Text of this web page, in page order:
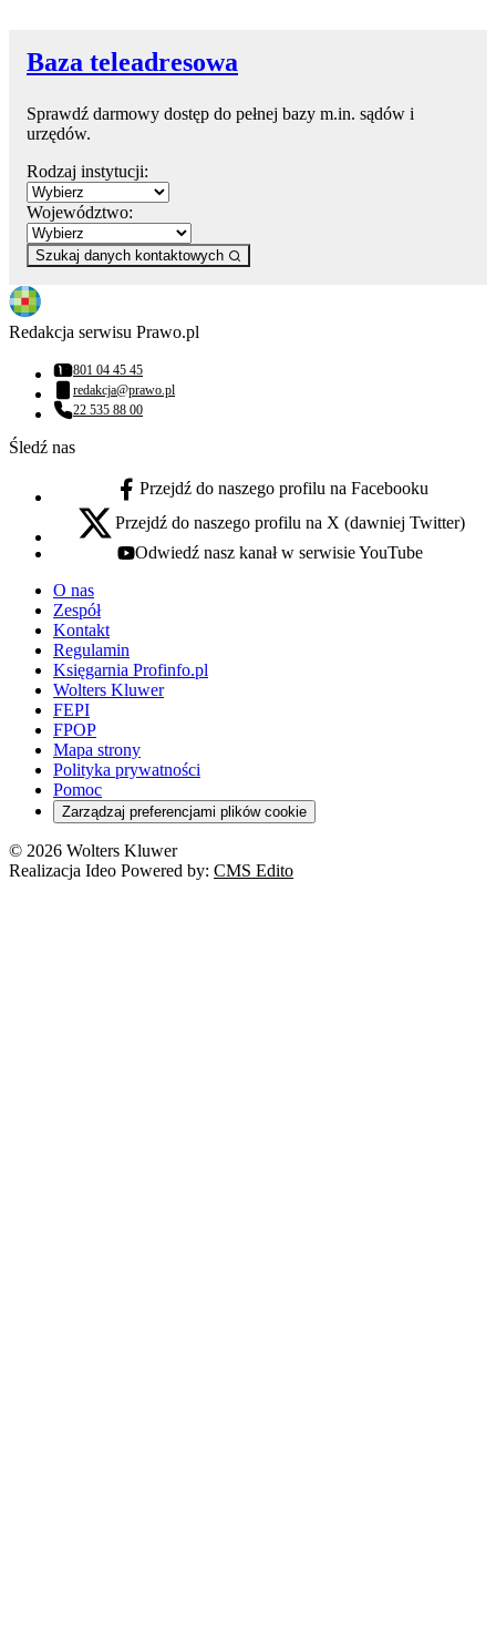
Baza teleadresowa
Sprawdź darmowy dostęp do pełnej bazy m.in. sądów i
urzędów.
Rodzaj instytucji:
Województwo:
Szukaj danych kontaktowych
Redakcja serwisu Prawo.pl
Numer telefonu:
801 04 45 45
Adres email:
redakcja@prawo.pl
Numer telefonu:
22 535 88 00
Śledź nas
facebook - otwiera się w nowej karcie
Przejdź do naszego profilu na Facebooku
x - otwiera się w nowej karcie
Przejdź do naszego profilu na X (dawniej Twitter)
youtube - otwiera się w nowej karcie
Odwiedź nasz kanał w serwisie YouTube
O nas
Zespół
Kontakt
Regulamin
Księgarnia Profinfo.pl
Wolters Kluwer
FEPI
FPOP
Mapa strony
Polityka prywatności
Pomoc
Zarządzaj preferencjami plików cookie
© 2026 Wolters Kluwer
Realizacja Ideo Powered by: CMS Edito